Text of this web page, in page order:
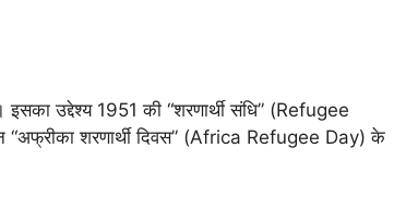
इसका उद्देश्य 1951 की “शरणार्थी संधि” (Refugee
“अफ्रीका शरणार्थी दिवस” (Africa Refugee Day) के